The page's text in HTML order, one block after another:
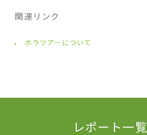
関連リンク
ボラツアーについて
レポート一覧